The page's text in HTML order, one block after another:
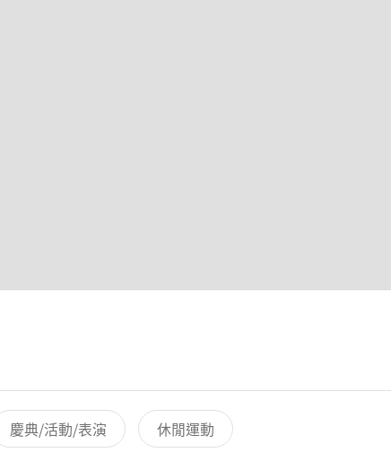
慶典/活動/表演 休閒運動